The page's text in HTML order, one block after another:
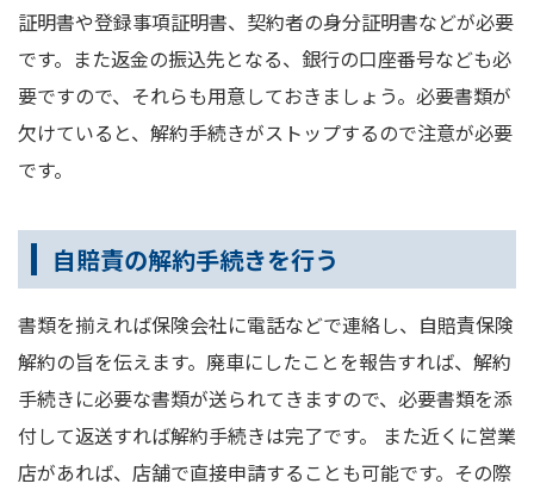
証明書や登録事項証明書、契約者の身分証明書などが必要
です。また返金の振込先となる、銀行の口座番号なども必
要ですので、それらも用意しておきましょう。必要書類が
欠けていると、解約手続きがストップするので注意が必要
です。
自賠責の解約手続きを行う
書類を揃えれば保険会社に電話などで連絡し、自賠責保険
解約の旨を伝えます。廃車にしたことを報告すれば、解約
手続きに必要な書類が送られてきますので、必要書類を添
付して返送すれば解約手続きは完了です。 また近くに営業
店があれば、店舗で直接申請することも可能です。その際